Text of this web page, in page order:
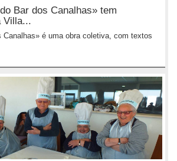
Bar dos Canalhas» tem
Villa...
Canalhas» é uma obra coletiva, com textos